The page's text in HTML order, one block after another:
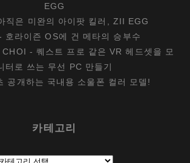
EGG
직은 미완의 아이팟 킬러, ZII EGG
호라이즌 OS에 건 메타의 승부수
CHOI -퀘스트 프로 같은 VR 헤드셋을 모
터로 쓰는 무선 PC 만들기
공개하는 국내용 소울폰 컬러 모델!
카테고리